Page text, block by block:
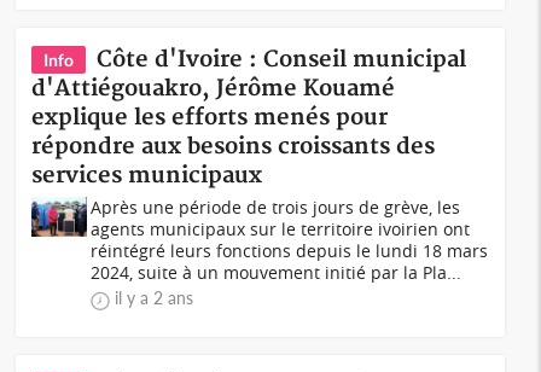
Info
Côte d'Ivoire : Conseil municipal
d'Attiégouakro, Jérôme Kouamé
explique les efforts menés pour
répondre aux besoins croissants des
services municipaux
Après une période de trois jours de grève, les
agents municipaux sur le territoire ivoirien ont
réintégré leurs fonctions depuis le lundi 18 mars
2024, suite à un mouvement initié par la Pla...
il y a 2 ans